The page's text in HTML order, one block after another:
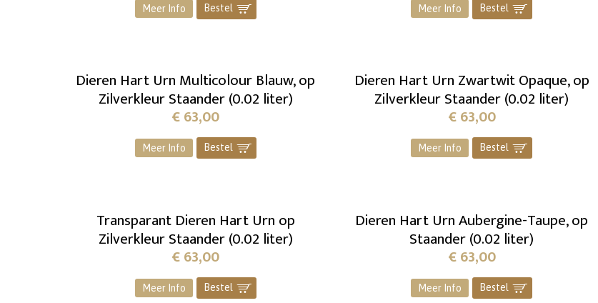
Meer Info Bestel ] Meer Info Bestel ]
Dieren Hart Urn Multicolour Blauw, op
Zilverkleur Staander (0.02 liter)
€63,00
Meer Info Bestel ]
Dieren Hart Urn Zwartwit Opaque, op
Zilverkleur Staander (0.02 liter)
€63,00
Meer Info Bestel ]
Transparant Dieren Hart Urn op
Zilverkleur Staander (0.02 liter)
€63,00
Meer Info Bestel ]
Dieren Hart Urn Aubergine-Taupe, op
Staander (0.02 liter)
€63,00
Meer Info Bestel ]